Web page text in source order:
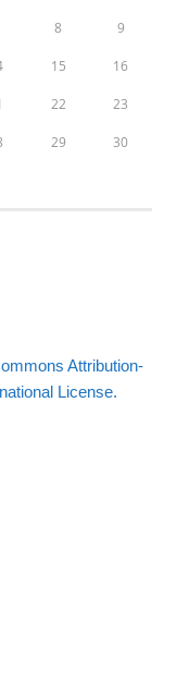
8 9
15 16
22 23
29 30
Attribution-
License.